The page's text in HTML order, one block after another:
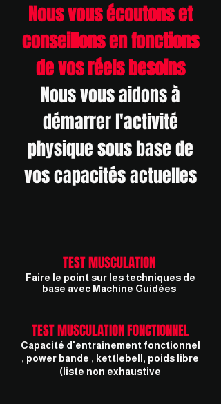
Nous vous écoutons et
conseillons en fonctions
de vos réels besoins
Nous vous aidons à
démarrer l'activité
physique sous base de
vos capacités actuelles
TEST MUSCULATION
Faire le point sur les techniques de
base avec Machine Guidées
TEST MUSCULATION FONCTIONNEL
Capacité d'entrainement fonctionnel
, power bande , kettlebell, poids libre
(liste non exhaustive